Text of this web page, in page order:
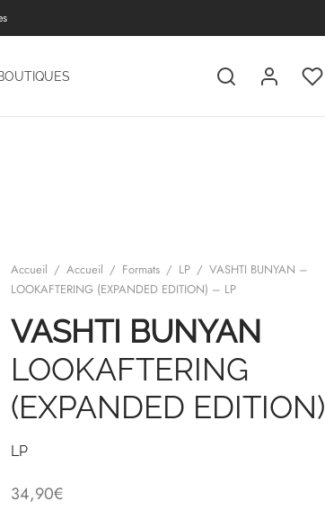
Accueil / Accueil / Formats / LP / VASHTI BUNYAN –
LOOKAFTERING (EXPANDED EDITION) – LP
VASHTI BUNYAN
LOOKAFTERING
(EXPANDED EDITION)
LP
34,90€